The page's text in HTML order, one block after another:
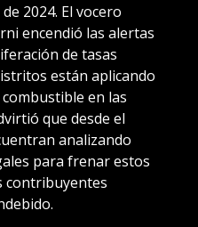
2024. El vocero
encendió las alertas
de tasas
están aplicando
en las
que desde el
analizando
para frenar estos
contribuyentes